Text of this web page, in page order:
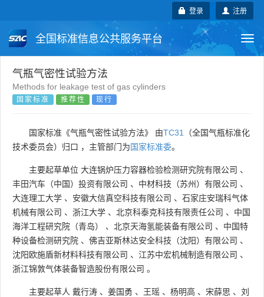
注册
登录
全国标准信息公共服务平台
国家标准
团体标准
国外标准 技术委员会
气瓶气密性试验方法
Methods for leakage test of gas cylinders
国家标准 推荐性 现行
国家标准《气瓶气密性试验方法》 由TC31
（全国气瓶标准化
技术委员会）归口 ，主管部门为国家标准委。
主要起草单位 大连锅炉压力容器检验检测研究院有限公司 、
丰田汽车（中国）投资有限公司 、 中材科技（苏州）有限公司 、
大连理工大学 、 安徽大信真空科技有限公司 、 石家庄安瑞科气体
机械有限公司 、 浙江大学 、 北京科泰克科技有限责任公司 、 中国
海洋工程研究院（青岛）
、 北京天海氢能装备有限公司 、 中国特
种设备检测研究院 、 佛吉亚斯林达安全科技（沈阳）有限公司 、
沈阳欧施盾新材料科技有限公司 、 江苏中宏机械制造有限公司 、
浙江锦敦气体装备智造股份有限公司 。
主要起草人 戴行涛 、 姜国勇 、 王瑶 、 杨明高 、 宋薛思 、 刘